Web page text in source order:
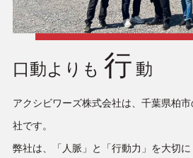
口動よりも 行 動
アクシビワーズ株式会社は、千葉県柏
社です。
弊社は、「人脈」と「行動力」を大切